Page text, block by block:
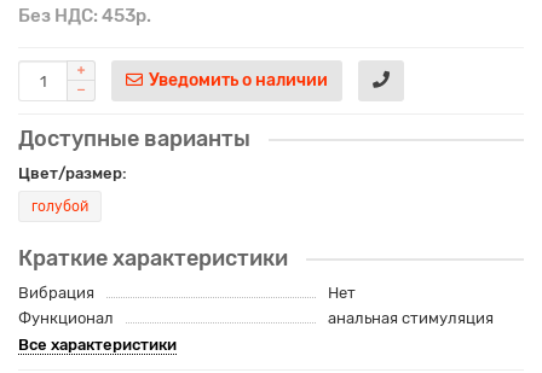
Без НДС: 453р.
Уведомить о наличии
Доступные варианты
Цвет/размер:
голубой
Краткие характеристики
Вибрация
Нет
Функционал
анальная стимуляция
Все характеристики